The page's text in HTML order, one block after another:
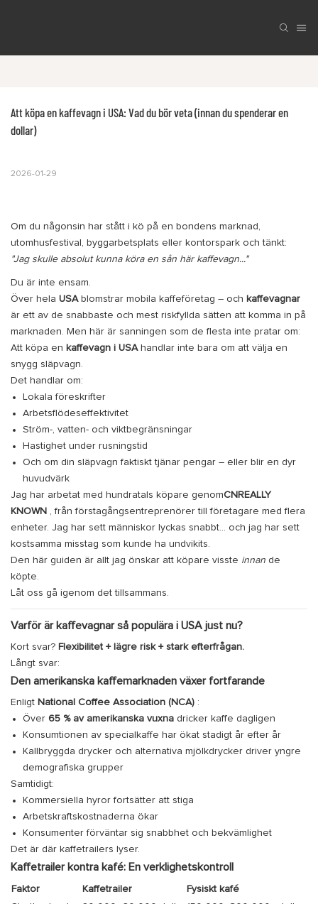
Att köpa en kaffevagn i USA: Vad du bör veta (innan du spenderar en
dollar)
2026-01-29
Om du någonsin har stått i kö på en bondens marknad,
utomhusfestival, byggarbetsplats eller kontorspark och tänkt:
"Jag skulle absolut kunna köra en sån här kaffevagn..."
Du är inte ensam.
Över hela USAblomstrar mobila kaffeföretag – och kaffevagnar
är ett av de snabbaste och mest riskfyllda sätten att komma in på
marknaden. Men här är sanningen som de flesta inte pratar om:
Att köpa en kaffevagn i USAhandlar inte bara om att välja en
snygg släpvagn.
Det handlar om:
Lokala föreskrifter
Arbetsflödeseffektivitet
Ström-, vatten- och viktbegränsningar
Hastighet under rusningstid
Och om din släpvagn faktiskt tjänar pengar – eller blir en dyr
huvudvärk
Jag har arbetat med hundratals köpare genomCNREALLY
KNOWN , från förstagångsentreprenörer till företagare med flera
enheter. Jag har sett människor lyckas snabbt… och jag har sett
kostsamma misstag som kunde ha undvikits.
Den här guiden är allt jag önskar att köpare visste innan de
köpte.
Låt oss gå igenom det tillsammans.
Varför är kaffevagnar så populära i USA just nu?
Kort svar? Flexibilitet + lägre risk + stark efterfrågan.
Långt svar:
Den amerikanska kaffemarknaden växer fortfarande
Enligt National Coffee Association (NCA) :
Över 65 % av amerikanska vuxnadricker kaffe dagligen
Konsumtionen av specialkaffe har ökat stadigt år efter år
Kallbryggda drycker och alternativa mjölkdrycker driver yngre
demografiska grupper
Samtidigt:
Kommersiella hyror fortsätter att stiga
Arbetskraftskostnaderna ökar
Konsumenter förväntar sig snabbhet och bekvämlighet
Det är där kaffetrailers lyser.
Kaffetrailer kontra kafé: En verklighetskontroll
Faktor Kaffetrailer
Fysiskt kafé